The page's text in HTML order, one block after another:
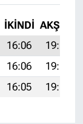
İKINDI AKŞAM
16:06
19:18
16:06
19:17
16:05 19:16